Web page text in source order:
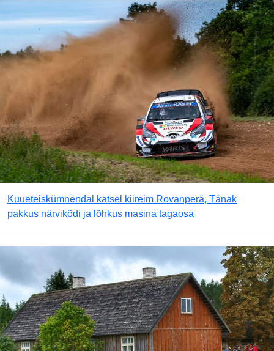
Kuueteiskümnendal katsel kiireim Rovanperä, Tänak
pakkus närvikõdi ja lõhkus masina tagaosa